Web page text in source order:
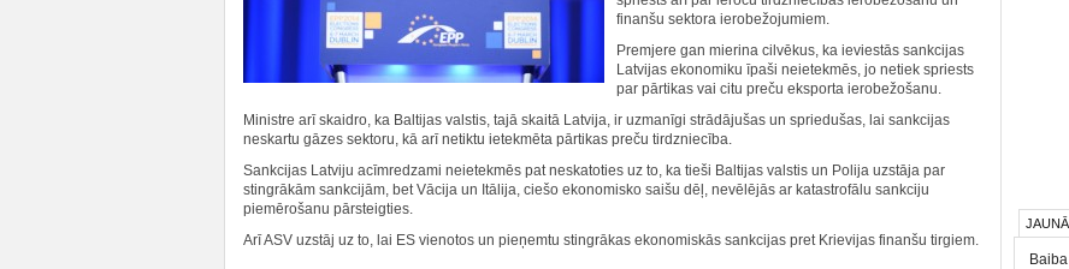
finanšu sektora ierobežojumiem.
Premjere gan mierina cilvēkus, ka ieviestās sankcijas
Latvijas ekonomiku īpaši neietekmēs, jo netiek spriests
par pārtikas vai citu preču eksporta ierobežošanu.
Ministre arī skaidro, ka Baltijas valstis, tajā skaitā Latvija, ir uzmanīgi strādājušas un spriedušas, lai sankcijas
neskartu gāzes sektoru, kā arī netiktu ietekmēta pārtikas preču tirdzniecība.
Sankcijas Latviju acīmredzami neietekmēs pat neskatoties uz to, ka tieši Baltijas valstis un Polija uzstāja par
stingrākām sankcijām, bet Vācija un Itālija, ciešo ekonomisko saišu dēļ, nevēlējās ar katastrofālu sankciju
piemērošanu pārsteigties.
Arī ASV uzstāj uz to, lai ES vienotos un pieņemtu stingrākas ekonomiskās sankcijas pret Krievijas finanšu tirgiem.